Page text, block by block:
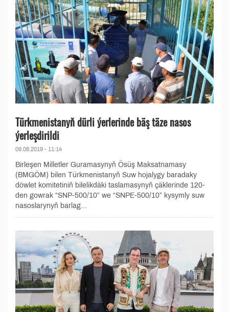
Türkmenistanyň dürli ýerlerinde bäş täze nasos
ýerleşdirildi
09.08.2019 - 11:14
Birleşen Milletler Guramasynyň Ösüş Maksatnamasy
(BMGÖM) bilen Türkmenistanyň Suw hojalygy baradaky
döwlet komitetiniň bilelikdäki taslamasynyň çäklerinde 120-
den gowrak “SNP-500/10” we “SNPE-500/10” kysymly suw
nasoslarynyň barlag...